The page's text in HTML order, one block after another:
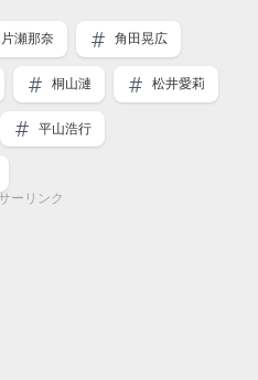
片瀬那奈 角田晃広
桐山漣 松井愛莉
平山浩行
ーリンク